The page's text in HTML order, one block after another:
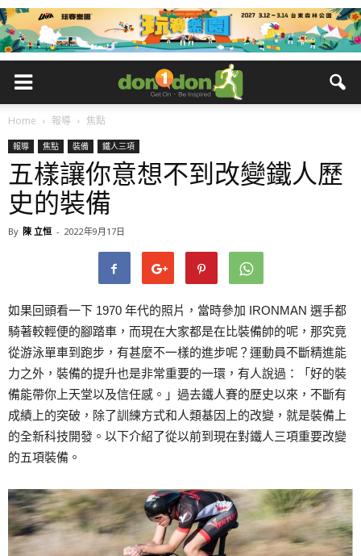
Home 報導 焦點
報導 焦點 裝備 鐵人三項
五樣讓你意想不到改變鐵人歷
史的裝備
By 陳 立恒 - 2022年9月17日
如果回頭看一下 1970 年代的照片，當時參加 IRONMAN 選手都
騎著較輕便的腳踏車，而現在大家都是在比裝備帥的呢，那究竟
從游泳單車到跑步，有甚麼不一樣的進步呢？運動員不斷精進能
力之外，裝備的提升也是非常重要的一環，有人說過：「好的裝
備能帶你上天堂以及信任感。」過去鐵人賽的歷史以來，不斷有
成績上的突破，除了訓練方式和人類基因上的改變，就是裝備上
的全新科技開發。以下介紹了從以前到現在對鐵人三項重要改變
的五項裝備。